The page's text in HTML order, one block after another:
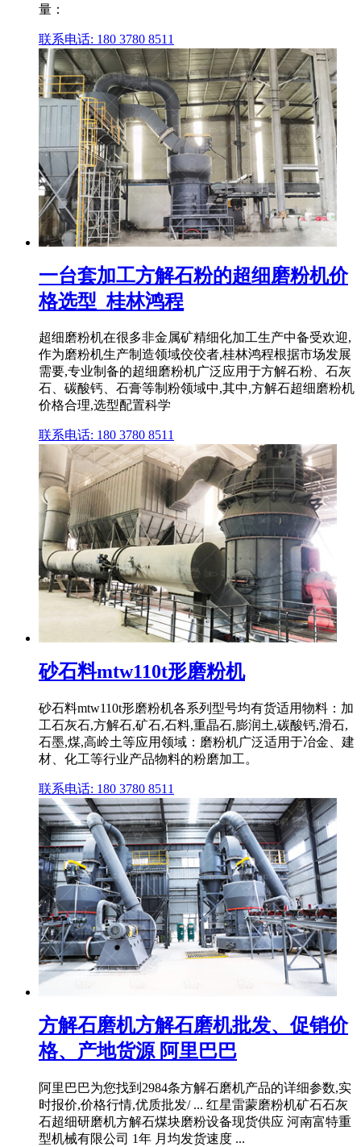
量：
联系电话: 180 3780 8511
一台套加工方解石粉的超细磨粉机价
格选型_桂林鸿程
超细磨粉机在很多非金属矿精细化加工生产中备受欢迎,
作为磨粉机生产制造领域佼佼者,桂林鸿程根据市场发展
需要,专业制备的超细磨粉机广泛应用于方解石粉、石灰
石、碳酸钙、石膏等制粉领域中,其中,方解石超细磨粉机
价格合理,选型配置科学
联系电话: 180 3780 8511
砂石料mtw110t形磨粉机
砂石料mtw110t形磨粉机各系列型号均有货适用物料：加
工石灰石,方解石,矿石,石料,重晶石,膨润土,碳酸钙,滑石,
石墨,煤,高岭土等应用领域：磨粉机广泛适用于冶金、建
材、化工等行业产品物料的粉磨加工。
联系电话: 180 3780 8511
方解石磨机方解石磨机批发、促销价
格、产地货源 阿里巴巴
阿里巴巴为您找到2984条方解石磨机产品的详细参数,实
时报价,价格行情,优质批发/ ... 红星雷蒙磨粉机矿石石灰
石超细研磨机方解石煤块磨粉设备现货供应 河南富特重
型机械有限公司 1年 月均发货速度 ...